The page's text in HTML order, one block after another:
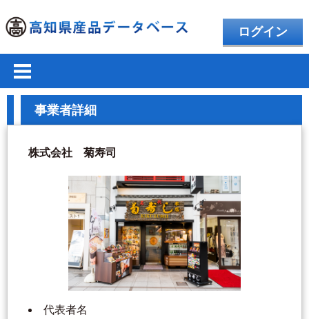
ログイン
事業者詳細
株式会社 菊寿司
代表者名